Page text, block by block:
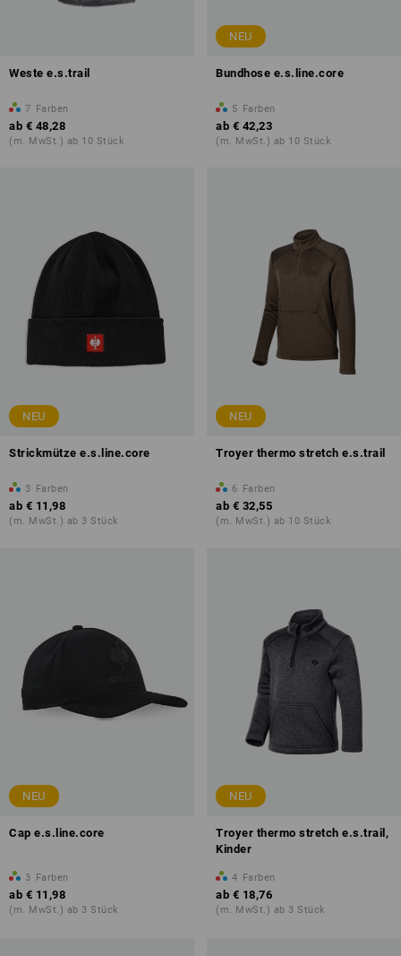
Weste e.s.trail
7 Farben
ab € 48,28
(m. MwSt.) ab 10 Stück
NEU
Bundhose e.s.line.core
5 Farben
ab € 42,23
(m. MwSt.) ab 10 Stück
NEU
Strickmütze e.s.line.core
3 Farben
ab € 11,98
(m. MwSt.) ab 3 Stück
NEU
Troyer thermo stretch e.s.trail
6 Farben
ab € 32,55
(m. MwSt.) ab 10 Stück
NEU
Cap e.s.line.core
3 Farben
ab € 11,98
(m. MwSt.) ab 3 Stück
NEU
Troyer thermo stretch e.s.trail,
Kinder
4 Farben
ab € 18,76
(m. MwSt.) ab 3 Stück